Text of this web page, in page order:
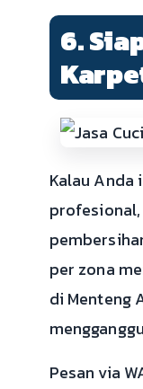
6.
Kalau
profesional,
per zona
di Menteng
Pesan via